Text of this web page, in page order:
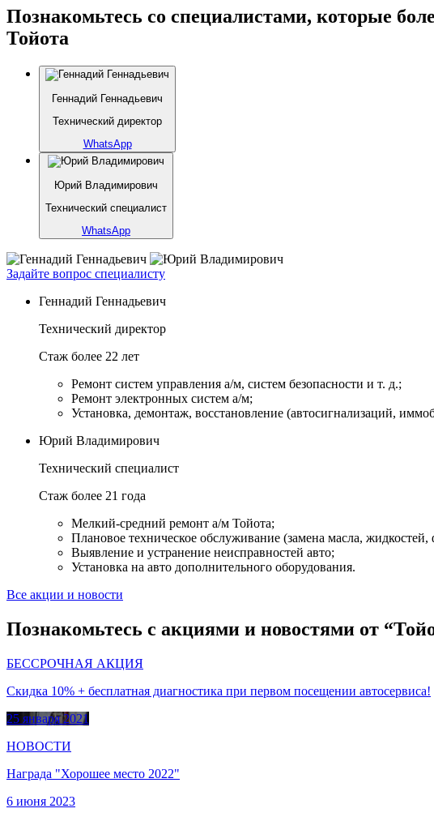
Познакомьтесь со специалистами, которые
Тойота
Геннадий Геннадьевич
Технический директор
WhatsApp
Юрий Владимирович
Технический специалист
WhatsApp
Задайте вопрос специалисту
Геннадий Геннадьевич
Технический директор
Стаж более 22 лет
Ремонт систем управления а/м, систем безопасности и т. д.;
Ремонт электронных систем а/м;
Установка, демонтаж, восстановление (автосигнализаций,
Юрий Владимирович
Технический специалист
Стаж более 21 года
Мелкий-средний ремонт а/м Тойота;
Плановое техническое обслуживание (замена масла, жидкостей,
Выявление и устранение неисправностей авто;
Установка на авто дополнительного оборудования.
Все акции и новости
Познакомьтесь с акциями и новостями от
БЕССРОЧНАЯ АКЦИЯ
Скидка 10% + бесплатная диагностика при первом посещении автосервиса!
25 января 2021
НОВОСТИ
Награда "Хорошее место 2022"
6 июня 2023